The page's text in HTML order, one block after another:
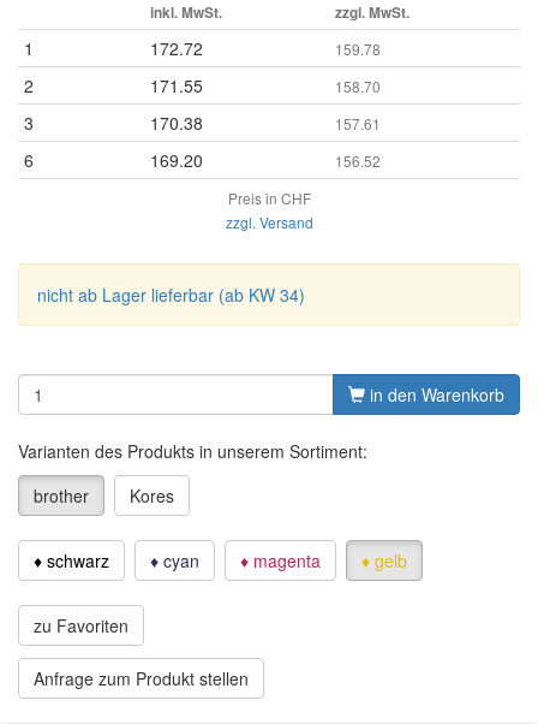
inkl. MwSt.
zzgl. MwSt.
1 172.72 159.78
2 171.55 158.70
3 170.38 157.61
6 169.20
156.52
Preis in CHF
zzgl. Versand
nicht ab Lager lieferbar (ab KW 34)
in den Warenkorb
Varianten des Produkts in unserem Sortiment:
brother
Kores
♦ schwarz ♦ cyan ♦ magenta ♦ gelb
zu Favoriten
Anfrage zum Produkt stellen